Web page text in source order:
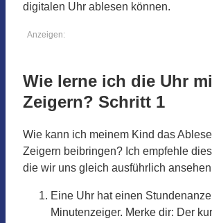
digitalen Uhr ablesen können.
Anzeigen:
Wie lerne ich die Uhr
Zeigern? Schritt 1
Wie kann ich meinem Kind das
Zeigern beibringen? Ich empfehle
die wir uns gleich ausführlich
Eine Uhr hat einen
Minutenzeiger. Merke dir: Der